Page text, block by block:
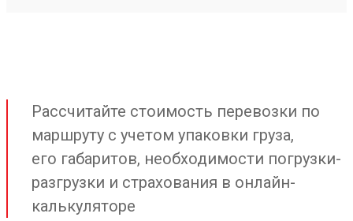
Рассчитайте стоимость перевозки по
маршруту с учетом упаковки груза,
его габаритов, необходимости погрузки-
разгрузки и страхования в онлайн-
калькуляторе